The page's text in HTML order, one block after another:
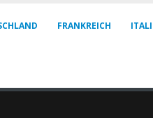
FRANKREICH